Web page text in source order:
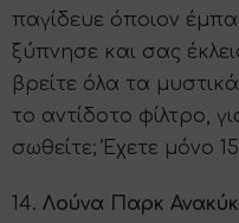
παγίδευε όποιον
ξύπνησε και σας
βρείτε όλα τα
το αντίδοτο φίλτρο,
σωθείτε; Έχετε μόνο
14. Λούνα Παρκ